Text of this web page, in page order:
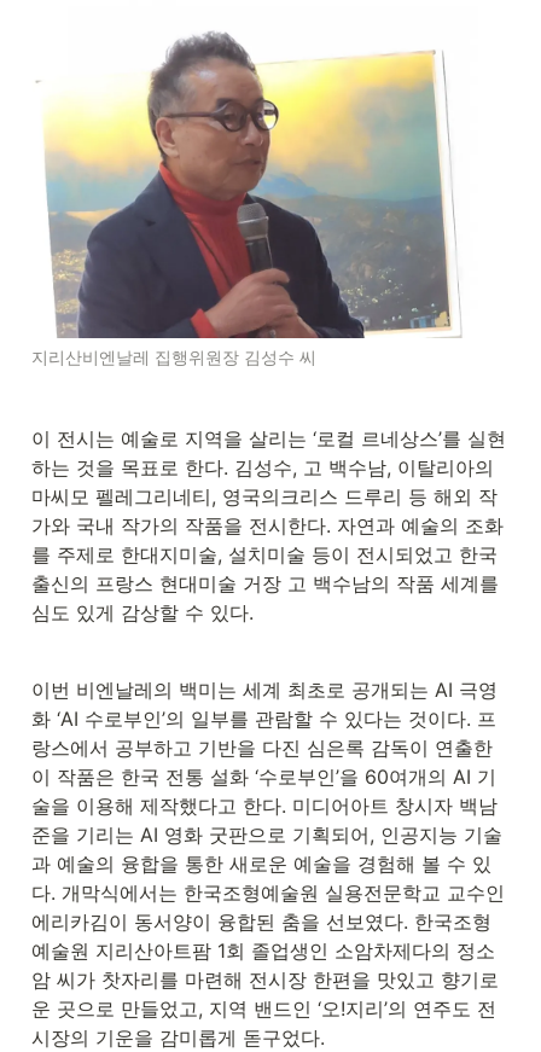
지리산비엔날레 집행위원장 김성수 씨
이 전시는 예술로 지역을 살리는 ‘로컬 르네상스’를 실현
하는 것을 목표로 한다. 김성수, 고 백수남, 이탈리아의
마씨모 펠레그리네티, 영국의크리스 드루리 등 해외 작
가와 국내 작가의 작품을 전시한다. 자연과 예술의 조화
를 주제로 한대지미술, 설치미술 등이 전시되었고 한국
출신의 프랑스 현대미술 거장 고 백수남의 작품 세계를
심도 있게 감상할 수 있다.
이번 비엔날레의 백미는 세계 최초로 공개되는 AI 극영
화 ‘AI 수로부인’의 일부를 관람할 수 있다는 것이다. 프
랑스에서 공부하고 기반을 다진 심은록 감독이 연출한
이 작품은 한국 전통 설화 ‘수로부인’을 60여개의 AI 기
술을 이용해 제작했다고 한다. 미디어아트 창시자 백남
준을 기리는 AI 영화 굿판으로 기획되어, 인공지능 기술
과 예술의 융합을 통한 새로운 예술을 경험해 볼 수 있
다. 개막식에서는 한국조형예술원 실용전문학교 교수인
에리카김이 동서양이 융합된 춤을 선보였다. 한국조형
예술원 지리산아트팜 1회 졸업생인 소암차제다의 정소
암 씨가 찻자리를 마련해 전시장 한편을 맛있고 향기로
운 곳으로 만들었고, 지역 밴드인 ‘오!지리’의 연주도 전
시장의 기운을 감미롭게 돋구었다.